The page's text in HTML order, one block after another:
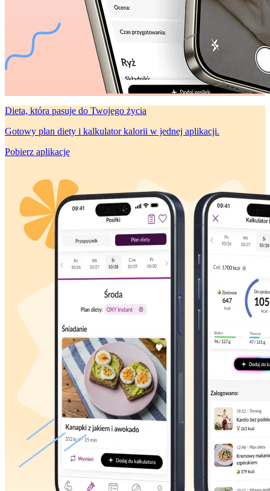
Dieta, która pasuje do Twojego życia
Gotowy plan diety i kalkulator kalorii w jednej aplikacji.
Pobierz aplikację